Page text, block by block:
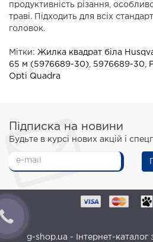
продуктивність різання,
траві. Підходить для всіх
головок.
Мітки: Жилка квадрат біла
65 м (5976689-30)
5976689-30
Opti Quadra
Підписка на новини
Будьте в курсі нових акцій і
g-shop.ua - Інтернет-каталог